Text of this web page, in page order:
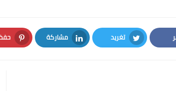
تغريد
Twitter
مشاركة
LinkedIn